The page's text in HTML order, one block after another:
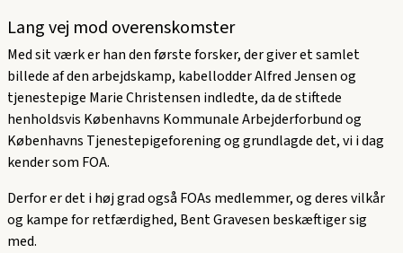
Lang vej mod overenskomster
Med sit værk er han den første forsker, der giver et samlet
billede af den arbejdskamp, kabellodder Alfred Jensen og
tjenestepige Marie Christensen indledte, da de stiftede
henholdsvis Københavns Kommunale Arbejderforbund og
Københavns Tjenestepigeforening og grundlagde det, vi i dag
kender som FOA.
Derfor er det i høj grad også FOAs medlemmer, og deres vilkår
og kampe for retfærdighed, Bent Gravesen beskæftiger sig
med.